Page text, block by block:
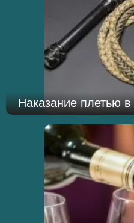
Наказание плетью